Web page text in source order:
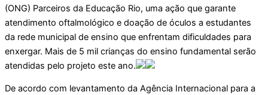
(ONG) Parceiros da Educação Rio, uma ação que garante
atendimento oftalmológico e doação de óculos a estudantes
da rede municipal de ensino que enfrentam dificuldades para
enxergar. Mais de 5 mil crianças do ensino fundamental serão
atendidas pelo projeto este ano.
De acordo com levantamento da Agência Internacional para a